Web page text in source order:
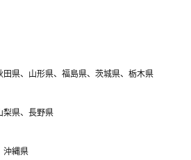
県、山形県、福島県、茨城県、栃木県
梨県、長野県
沖縄県